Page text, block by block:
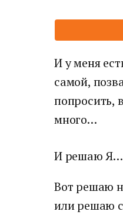
И у меня
самой,
попросить,
много…
И решаю Я…
Вот решаю
или решаю